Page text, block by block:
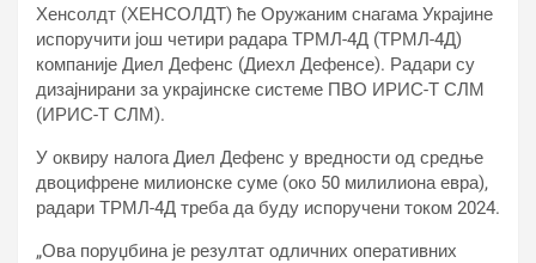
Хенсолдт (ХЕНСОЛДТ) ће Оружаним снагама Украјине
испоручити још четири радара ТРМЛ-4Д (ТРМЛ-4Д)
компаније Диел Дефенс (Диехл Дефенсе). Радари су
дизајнирани за украјинске системе ПВО ИРИС-Т СЛМ
(ИРИС-Т СЛМ).
У оквиру налога Диел Дефенс у вредности од средње
двоцифрене милионске суме (око 50 милилиона евра),
радари ТРМЛ-4Д треба да буду испоручени током 2024.
„Ова поруџбина је резултат одличних оперативних